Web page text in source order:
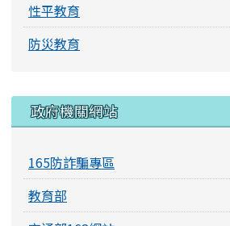
性平教育
防災教育
右邊區域內容
政府機關網站
165防詐騙專區
教育部